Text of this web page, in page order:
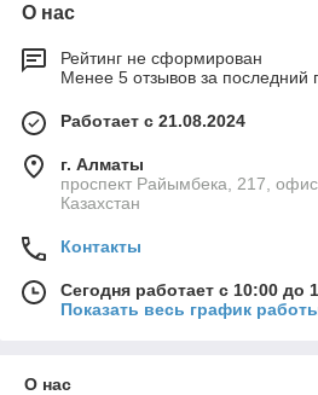
О нас
Рейтинг не сформирован
Менее 5 отзывов за последний
Работает с 21.08.2024
г. Алматы
проспект Райымбека, 217,
Казахстан
Контакты
Сегодня работает с 10:00 до
Показать весь график
О нас